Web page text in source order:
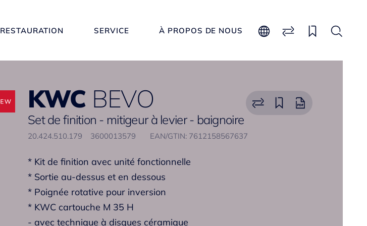
RESTAURATION SERVICE À PROPOS DE NOUS
KWC BEVO
Set de finition - mitigeur à levier - baignoire
20.424.510.179 3600013579 EAN/GTIN: 7612158567637
* Kit de finition avec unité fonctionnelle
* Sortie au-dessus et en dessous
* Poignée rotative pour inversion
* KWC cartouche M 35 H
- avec technique à disques céramique